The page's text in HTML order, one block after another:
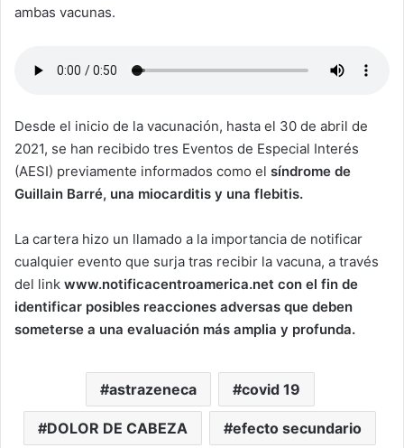
ambas vacunas.
Desde el inicio de la vacunación, hasta el 30 de abril de
2021, se han recibido tres Eventos de Especial Interés
(AESI) previamente informados como el síndrome de
Guillain Barré, una miocarditis y una flebitis.
La cartera hizo un llamado a la importancia de notificar
cualquier evento que surja tras recibir la vacuna, a través
del link www.notificacentroamerica.net con el fin de
identificar posibles reacciones adversas que deben
someterse a una evaluación más amplia y profunda.
astrazeneca covid 19
DOLOR DE CABEZA efecto secundario